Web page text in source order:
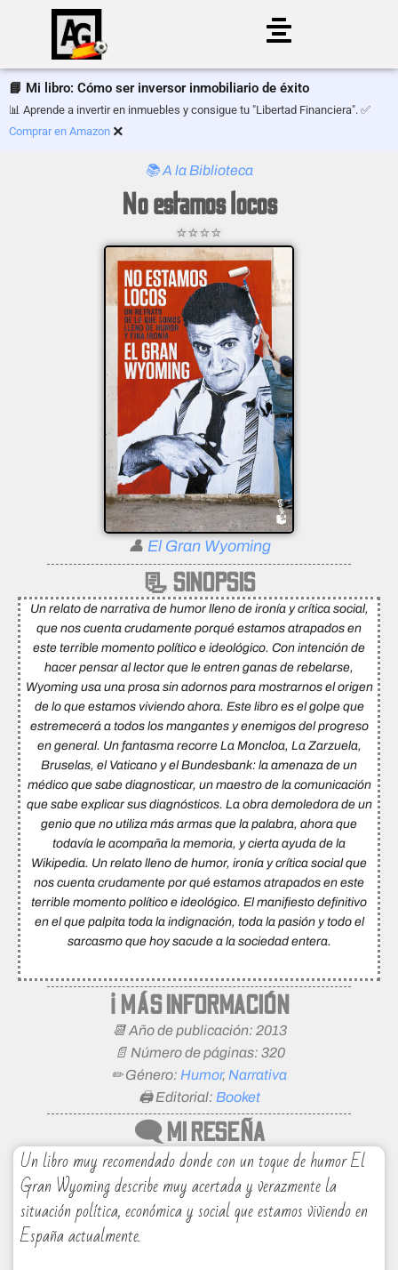
al
contenido
📘 Mi libro: Cómo ser inversor inmobiliario de éxito
📊 Aprende a invertir en inmuebles y consigue tu "Libertad Financiera". ✅
Comprar en Amazon ×
📚 A la Biblioteca
No estamos locos
⭐⭐⭐⭐
👤 El Gran Wyoming
📃 SINOPSIS
Un relato de narrativa de humor lleno de ironía y crítica social,
que nos cuenta crudamente porqué estamos atrapados en
este terrible momento político e ideológico. Con intención de
hacer pensar al lector que le entren ganas de rebelarse,
Wyoming usa una prosa sin adornos para mostrarnos el origen
de lo que estamos viviendo ahora. Este libro es el golpe que
estremecerá a todos los mangantes y enemigos del progreso
en general. Un fantasma recorre La Moncloa, La Zarzuela,
Bruselas, el Vaticano y el Bundesbank: la amenaza de un
médico que sabe diagnosticar, un maestro de la comunicación
que sabe explicar sus diagnósticos. La obra demoledora de un
genio que no utiliza más armas que la palabra, ahora que
todavía le acompaña la memoria, y cierta ayuda de la
Wikipedia. Un relato lleno de humor, ironía y crítica social que
nos cuenta crudamente por qué estamos atrapados en este
terrible momento político e ideológico. El manifiesto definitivo
en el que palpita toda la indignación, toda la pasión y todo el
sarcasmo que hoy sacude a la sociedad entera.
ℹ MÁS INFORMACIÓN
📆 Año de publicación: 2013
📄 Número de páginas: 320
✏ Género: Humor, Narrativa
🖨 Editorial: Booket
🗨 MI RESEÑA
Un libro muy recomendado donde con un toque de humor El
Gran Wyoming describe muy acertada y verazmente la
situación política, económica y social que estamos viviendo en
España actualmente.